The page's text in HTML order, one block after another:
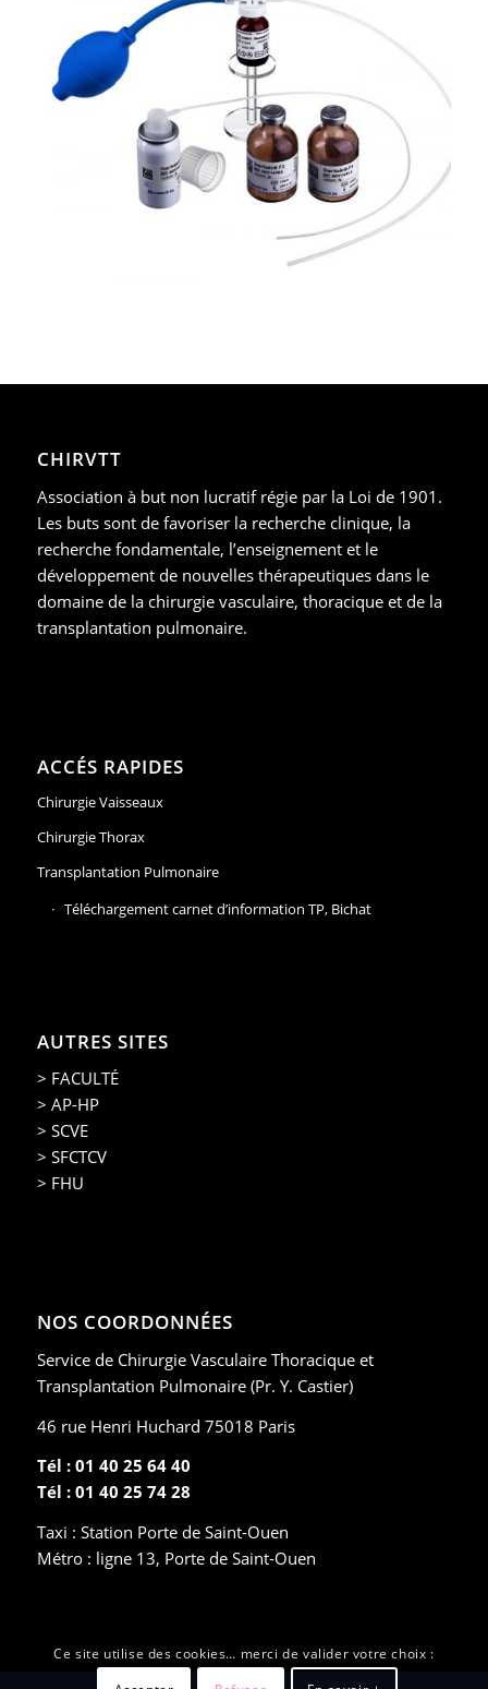
CHIRVTT
Association à but non lucratif régie par la Loi de 1901.
Les buts sont de favoriser la recherche clinique, la
recherche fondamentale, l’enseignement et le
développement de nouvelles thérapeutiques dans le
domaine de la chirurgie vasculaire, thoracique et de la
transplantation pulmonaire.
ACCÉS RAPIDES
Chirurgie Vaisseaux
Chirurgie Thorax
Transplantation Pulmonaire
Téléchargement carnet d’information TP, Bichat
AUTRES SITES
> FACULTÉ
> AP-HP
> SCVE
> SFCTCV
> FHU
NOS COORDONNÉES
Service de Chirurgie Vasculaire Thoracique et
Transplantation Pulmonaire (Pr. Y. Castier)
46 rue Henri Huchard 75018 Paris
Tél : 01 40 25 64 40
Tél : 01 40 25 74 28
Taxi : Station Porte de Saint-Ouen
Métro : ligne 13, Porte de Saint-Ouen
Ce site utilise des cookies… merci de valider votre choix :